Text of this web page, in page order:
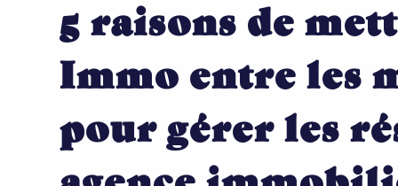
5 raisons de
Immo entre les
pour gérer les